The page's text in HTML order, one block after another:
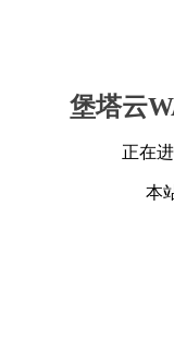
堡塔云
正在
本